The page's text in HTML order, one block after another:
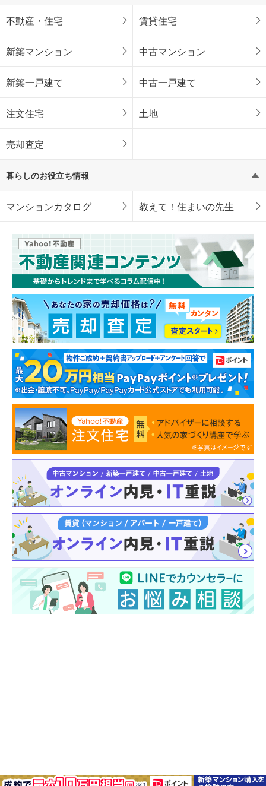
不動産・住宅 賃貸住宅
新築マンション 中古マンション
新築一戸建て 中古一戸建て
注文住宅 土地
売却査定
暮らしのお役立ち情報
マンションカタログ 教えて！住まいの先生